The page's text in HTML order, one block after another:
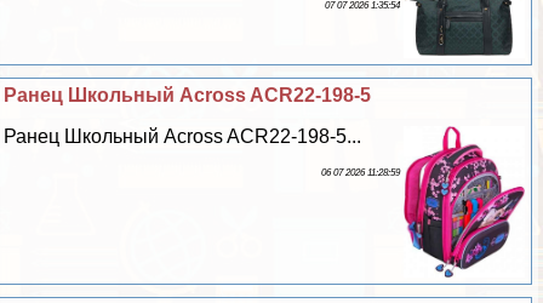
07 07 2026 1:35:54
Ранец Школьный Across ACR22-198-5
Ранец Школьный Across ACR22-198-5...
06 07 2026 11:28:59